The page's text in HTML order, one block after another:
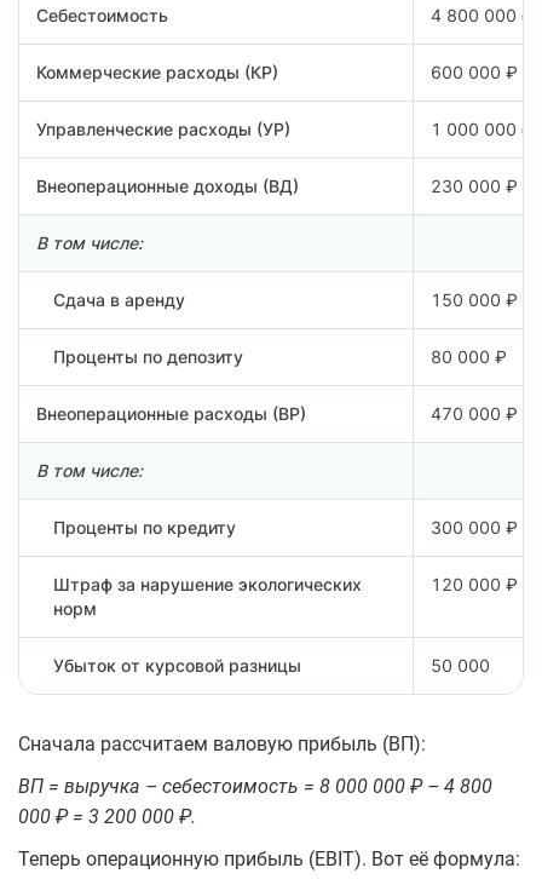
Себестоимость 4 800 000 ₽
Коммерческие расходы (КР) 600 000 ₽
Управленческие расходы (УР) 1 000 000 ₽
Внеоперационные доходы (ВД) 230 000 ₽
В том числе:
Сдача в аренду 150 000 ₽
Проценты по депозиту 80 000 ₽
Внеоперационные расходы (ВР) 470 000 ₽
В том числе:
Проценты по кредиту 300 000 ₽
Штраф за нарушение экологических
норм
120 000 ₽
Убыток от курсовой разницы 50 000
Сначала рассчитаем валовую прибыль (ВП):
ВП = выручка – себестоимость = 8 000 000 ₽ – 4 800
000 ₽ = 3 200 000 ₽.
Теперь операционную прибыль (EBIT). Вот её формула: